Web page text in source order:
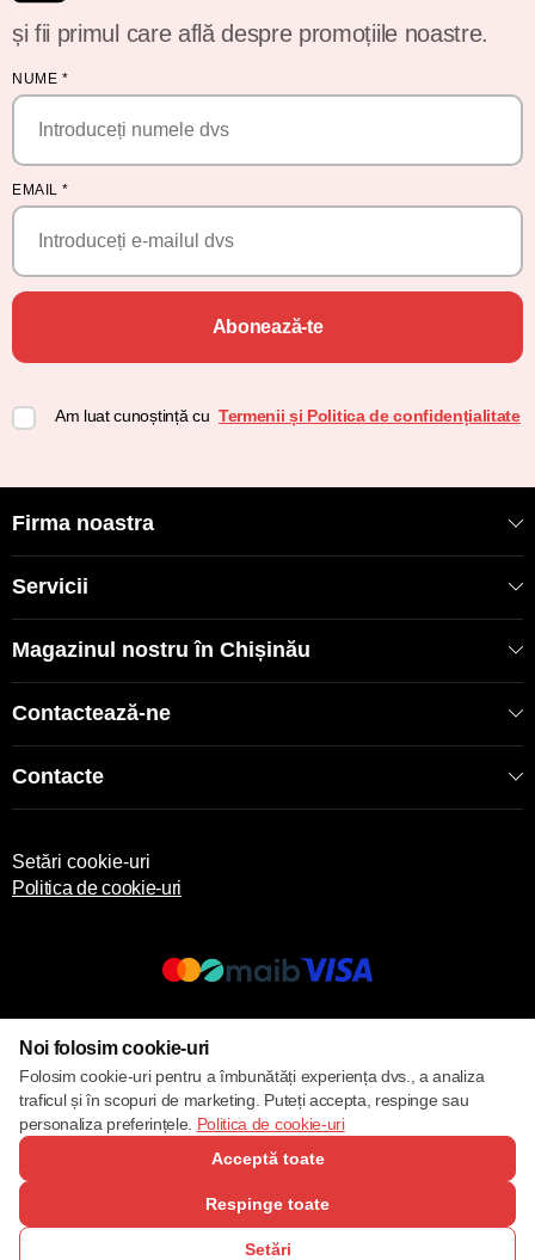
și fii primul care află despre promoțiile noastre.
NUME *
EMAIL *
Abonează-te
Am luat cunoștință cu Termenii și Politica de confidențialitate
Firma noastra
Servicii
Magazinul nostru în Chișinău
Contactează-ne
Contacte
Setări cookie-uri
Politica de cookie-uri
Noi folosim cookie-uri
Folosim cookie-uri pentru a îmbunătăți experiența dvs., a analiza
traficul și în scopuri de marketing. Puteți accepta, respinge sau
personaliza preferințele. Politica de cookie-uri
Acceptă toate
Respinge toate
Setări